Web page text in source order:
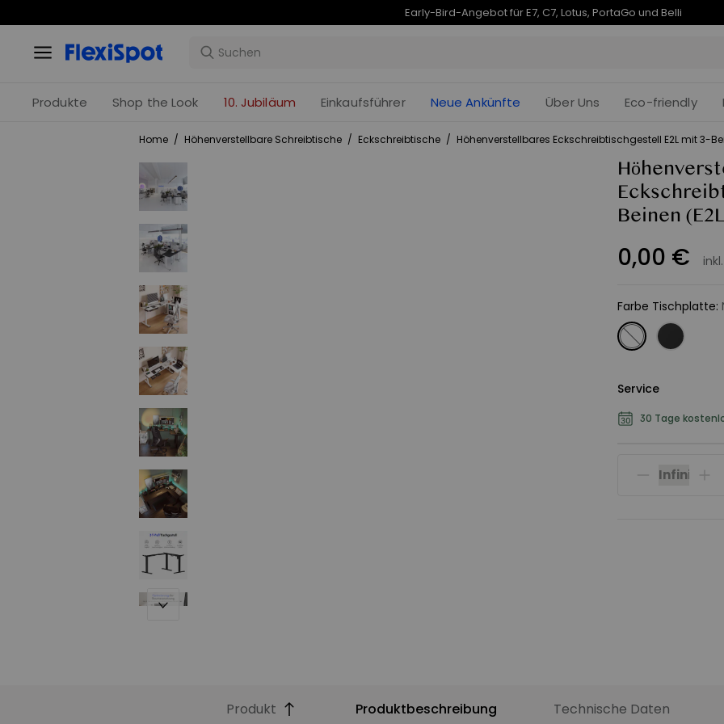
Je früher Sie kaufen, desto mehr sparen Sie | E7 Plus – 190 € Rabatt endet in
Produkte Shop the Look 10. Jubiläum Einkaufsführer Neue Ankünfte Über Uns Eco-friendly
Home / Höhenverstellbare Schreibtische / Eckschreibtische / Höhenverstellbares Eckschreibtischgestell E2L mit 3-
Beinen
0,00 €
Farbe Tischplatte:
Service
30 Tage
Produkt Produktbeschreibung Technische Daten